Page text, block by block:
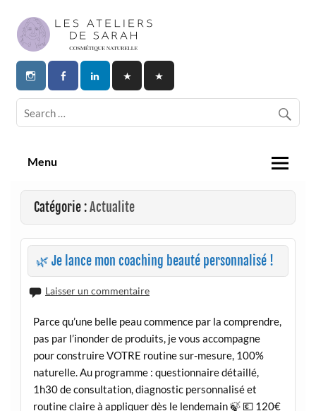
content
Les Ateliers de Sarah | Cosmetique
Naturelle
Menu
Catégorie :Actualite
🌿 Je lance mon coaching beauté personnalisé !
Laisser un commentaire
Parce qu’une belle peau commence par la comprendre,
pas par l’inonder de produits, je vous accompagne
pour construire VOTRE routine sur-mesure, 100%
naturelle. Au programme : questionnaire détaillé,
1h30 de consultation, diagnostic personnalisé et
routine claire à appliquer dès le lendemain 🍃 💶 120€